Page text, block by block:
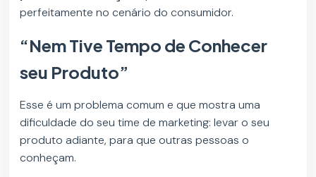
perfeitamente no cenário do consumidor.
“Nem Tive Tempo de Conhecer
seu Produto”
Esse é um problema comum e que mostra uma
dificuldade do seu time de marketing: levar o seu
produto adiante, para que outras pessoas o
conheçam.